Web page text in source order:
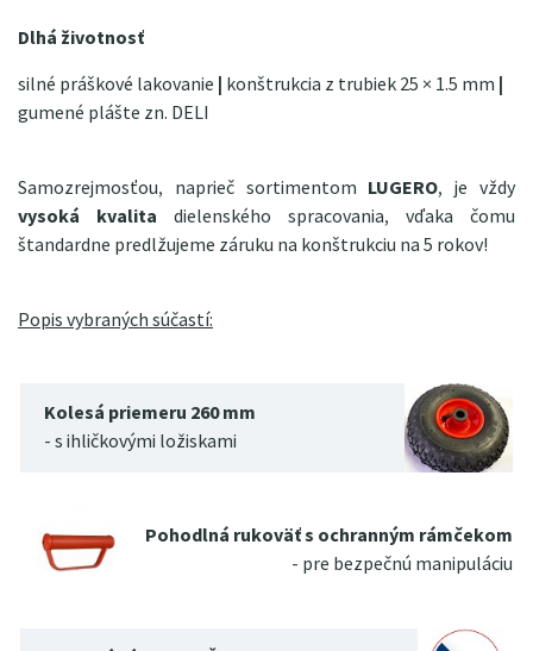
Dlhá životnosť
silné práškové lakovanie | konštrukcia z trubiek 25 × 1.5 mm |
gumené plášte zn. DELI
Samozrejmosťou, naprieč sortimentom LUGERO, je vždy
vysoká kvalita dielenského spracovania, vďaka čomu
štandardne predlžujeme záruku na konštrukciu na 5 rokov!
Popis vybraných súčastí:
Kolesá priemeru 260 mm
- s ihličkovými ložiskami
Pohodlná rukoväť s ochranným rámčekom
- pre bezpečnú manipuláciu